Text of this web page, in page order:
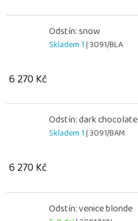
Odstín: snow
Skladem 1| 3091/BLA
6 270 Kč
Odstín: dark chocolate
Skladem 1| 3091/BAM
6 270 Kč
Odstín: venice blonde